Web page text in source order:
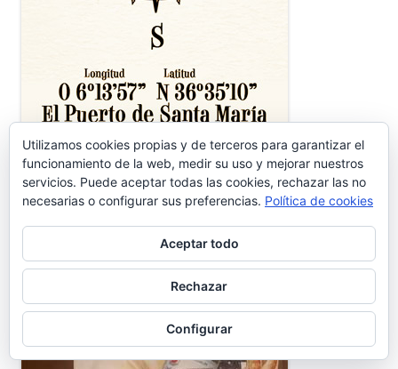
Utilizamos cookies propias y de terceros para garantizar el
funcionamiento de la web, medir su uso y mejorar nuestros
servicios. Puede aceptar todas las cookies, rechazar las no
necesarias o configurar sus preferencias. Política de cookies
Aceptar todo
Rechazar
Configurar